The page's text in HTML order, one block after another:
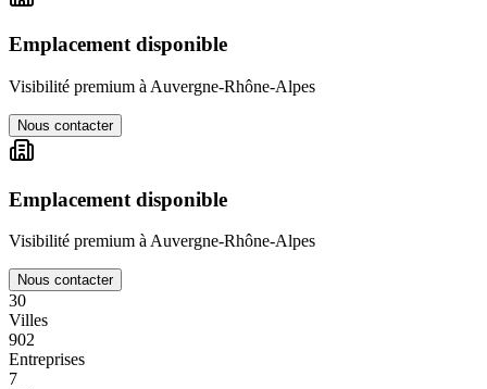
Emplacement disponible
Visibilité premium à Auvergne-Rhône-Alpes
Nous contacter
Emplacement disponible
Visibilité premium àAuvergne-Rhône-Alpes
Nous contacter
30
Villes
902
Entreprises
7